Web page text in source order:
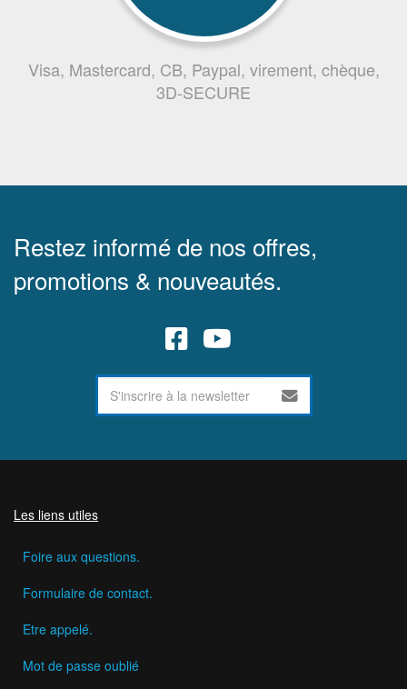
Visa, Mastercard, CB, Paypal, virement, chèque,
3D-SECURE
Restez informé de nos offres,
promotions & nouveautés.
Les liens utiles
Foire aux questions.
Formulaire de contact.
Etre appelé.
Mot de passe oublié